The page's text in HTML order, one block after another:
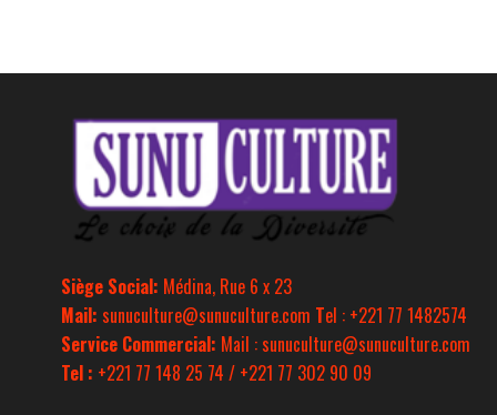
Siège Social: Médina, Rue 6 x 23
Mail: sunuculture@sunuculture.com Tel : +221 77 1482574
Service Commercial: Mail : sunuculture@sunuculture.com
Tel : +221 77 148 25 74 / +221 77 302 90 09